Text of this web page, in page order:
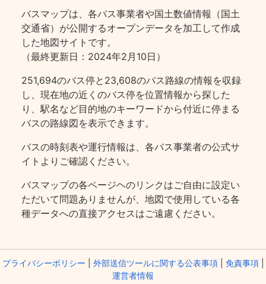
バスマップは、各バス事業者や国土数値情報（国土
交通省）が公開するオープンデータを加工して作成
した地図サイトです。
（最終更新日：2024年2月10日）
251,694のバス停と23,608のバス路線の情報を収録
し、現在地の近くのバス停を位置情報から探した
り、駅名など目的地のキーワードから付近に停まる
バスの路線図を表示できます。
バスの時刻表や運行情報は、各バス事業者の公式サ
イトよりご確認ください。
バスマップの各ページヘのリンクはご自由に設定い
ただいて問題ありませんが、地図で使用している各
種データへの直接アクセスはご遠慮ください。
プライバシーポリシー 外部送信ツールに関する公表事項| 免責事項|
運営者情報